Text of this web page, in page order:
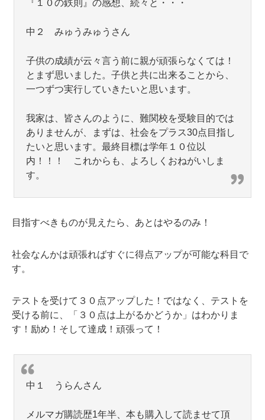
『１０の鉄則』の感想、続々と・・・
中２ みゅうみゅうさん
子供の成績が云々言う前に親が頑張らなくては！
とまず思いました。子供と共に出来ることから、
一つずつ実行していきたいと思います。
我家は、皆さんのように、難関校を受験目的では
ありませんが、まずは、社会をプラス30点目指し
たいと思います。最終目標は学年１０位以
内！！！ これからも、よろしくおねがいしま
す。
目指すべきものが見えたら、あとはやるのみ！
社会なんかは頑張ればすぐに得点アップが可能な科目で
す。
テストを受けて３０点アップした！ではなく、テストを
受ける前に、「３０点は上がるかどうか」はわかりま
す！励め！そして達成！頑張って！
中１ うらんさん
メルマガ購読歴1年半、本も購入して読ませて頂